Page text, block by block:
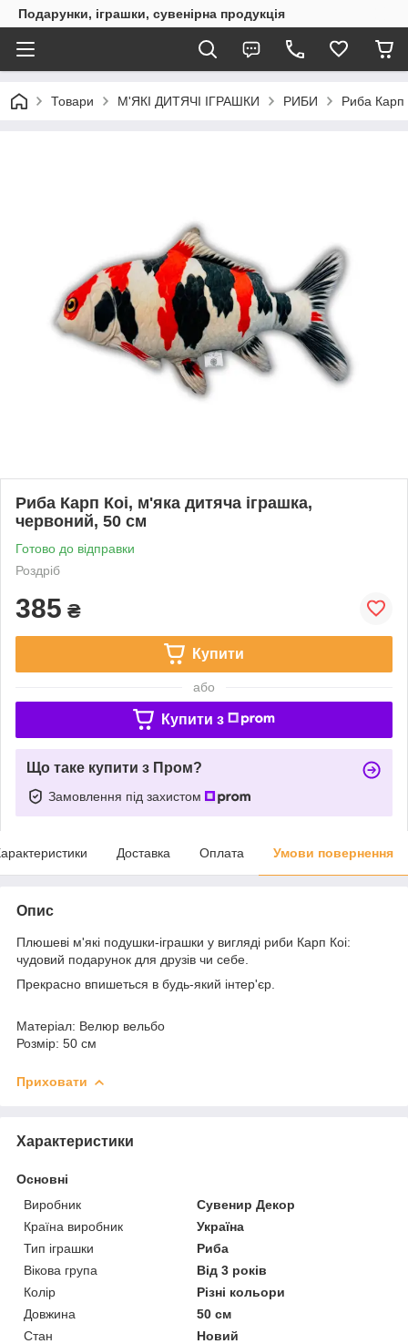
Подарунки, іграшки, сувенірна продукція
Товари М'ЯКІ ДИТЯЧІ ІГРАШКИ РИБИ Риба Карп
Риба Карп Коі, м'яка дитяча іграшка,
червоний, 50 см
Готово до відправки
Роздріб
385 ₴
Купити
або
Купити з
Що таке купити з Пром?
Замовлення під захистом
Доставка Оплата Умови повернення
Опис
Плюшеві м'які подушки-іграшки у вигляді риби Карп Коі:
чудовий подарунок для друзів чи себе.
Прекрасно впишеться в будь-який інтер'єр.
Матеріал: Велюр вельбо
Розмір: 50 см
Приховати
Характеристики
Основні
Виробник
Сувенир Декор
Країна виробник
Україна
Тип іграшки
Риба
Вікова група
Від 3 років
Колір
Різні кольори
Довжина
50 см
Стан
Новий